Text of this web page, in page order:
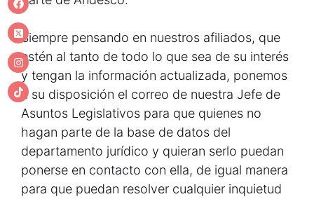
Siempre pensando en nuestros afiliados, que
estén al tanto de todo lo que sea de su interés
y tengan la información actualizada, ponemos
a su disposición el correo de nuestra Jefe de
Asuntos Legislativos para que quienes no
hagan parte de la base de datos del
departamento jurídico y quieran serlo puedan
ponerse en contacto con ella, de igual manera
para que puedan resolver cualquier inquietud